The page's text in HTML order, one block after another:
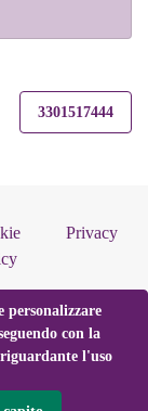
3301517444
Privacy
personalizzare
con la
l'uso